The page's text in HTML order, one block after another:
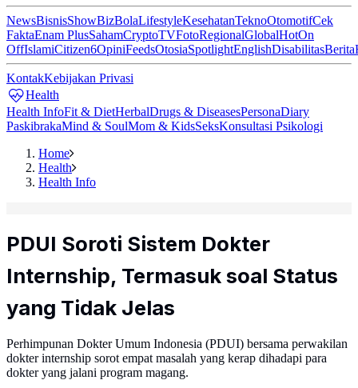
NewsBisnisShowBizBolaLifestyleKesehatanTeknoOtomotifCek
FaktaEnam PlusSahamCryptoTVFotoRegionalGlobalHotOn
OffIslamiCitizen6OpiniFeedsOtosiaSpotlightEnglishDisabilitasBerita
KontakKebijakan Privasi
Health
Health InfoFit & DietHerbalDrugs & DiseasesPersonaDiary
PaskibrakaMind & SoulMom & KidsSeksKonsultasi Psikologi
Home
Health
Health Info
PDUI Soroti Sistem Dokter
Internship, Termasuk soal Status
yang Tidak Jelas
Perhimpunan Dokter Umum Indonesia (PDUI) bersama perwakilan
dokter internship sorot empat masalah yang kerap dihadapi para
dokter yang jalani program magang.